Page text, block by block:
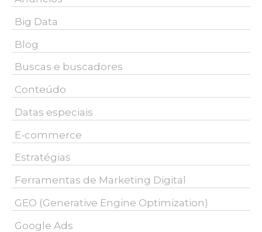
Big Data
Blog
Buscas e buscadores
Conteúdo
Datas especiais
E-commerce
Estratégias
Ferramentas de Marketing Digital
GEO (Generative Engine Optimization)
Google Ads